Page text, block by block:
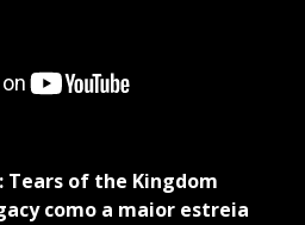
Tears of the Kingdom
como a maior estreia